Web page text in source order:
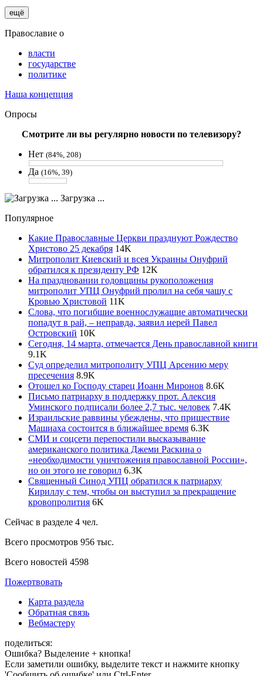
ещё
Православие о
власти
государстве
политике
Наша концепция
Опросы
Смотрите ли вы регулярно новости по телевизору?
Нет (84%, 208)
Да (16%, 39)
Загрузка ...
Популярное
Какие Православные Церкви празднуют Рождество
Христово 25 декабря 14K
Митрополит Киевский и всея Украины Онуфрий
обратился к президенту РФ 12K
На праздновании годовщины рукоположения
митрополит УПЦ Онуфрий пролил на себя чашу с
Кровью Христовой 11K
Слова, что погибшие военнослужащие автоматически
попадут в рай, – неправда, заявил иерей Павел
Островский 10K
Сегодня, 14 марта, отмечается День православной книги
9.1K
Суд определил митрополиту УПЦ Арсению меру
пресечения 8.9K
Отошел ко Господу старец Иоанн Миронов 8.6K
Письмо патриарху в поддержку прот. Алексия
Уминского подписали более 2,7 тыс. человек 7.4K
Израильские раввины убеждены, что пришествие
Машиаха состоится в ближайшее время 6.3K
СМИ и соцсети перепостили высказывание
американского политика Джеми Раскина о
«необходимости уничтожения православной России»,
но он этого не говорил 6.3K
Священный Синод УПЦ обратился к патриарху
Кириллу с тем, чтобы он выступил за прекращение
кровопролития 6K
Сейчас в разделе 4 чел.
Всего просмотров 956 тыс.
Всего новостей 4598
Пожертвовать
Карта раздела
Обратная связь
Вебмастеру
поделиться:
Ошибка? Выделение + кнопка!
Если заметили ошибку, выделите текст и нажмите кнопку